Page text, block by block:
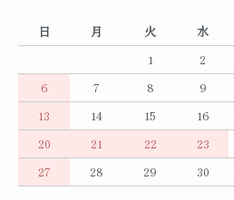
日 月 火 水
1
2
6
7 8 9
13
14 15 16
20
21 22 23
27
28 29 30